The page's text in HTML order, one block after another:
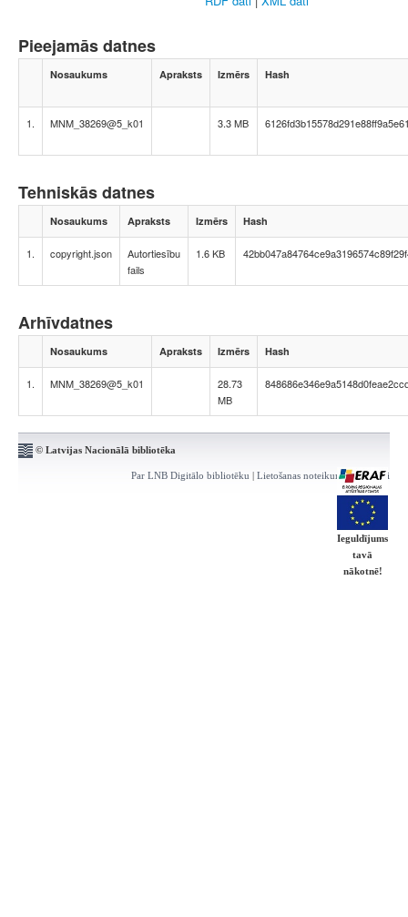
Pieejamās datnes
Nosaukums Apraksts Izmērs Hash
1. MNM_38269@5_k01 3.3 MB
Tehniskās datnes
Nosaukums Apraksts Izmērs Hash
1. copyright.json
Autortiesību
fails
1.6 KB
Arhīvdatnes
Nosaukums Apraksts Izmērs Hash
1. MNM_38269@5_k01
28.73
MB
© Latvijas Nacionālā bibliotēka
Par LNB Digitālo bibliotēku | Lietošanas noteikumi | Kontakti
Ieguldījums
tavā
nākotnē!